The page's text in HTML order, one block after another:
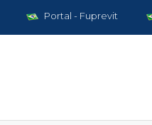
Portal - Fuprevit